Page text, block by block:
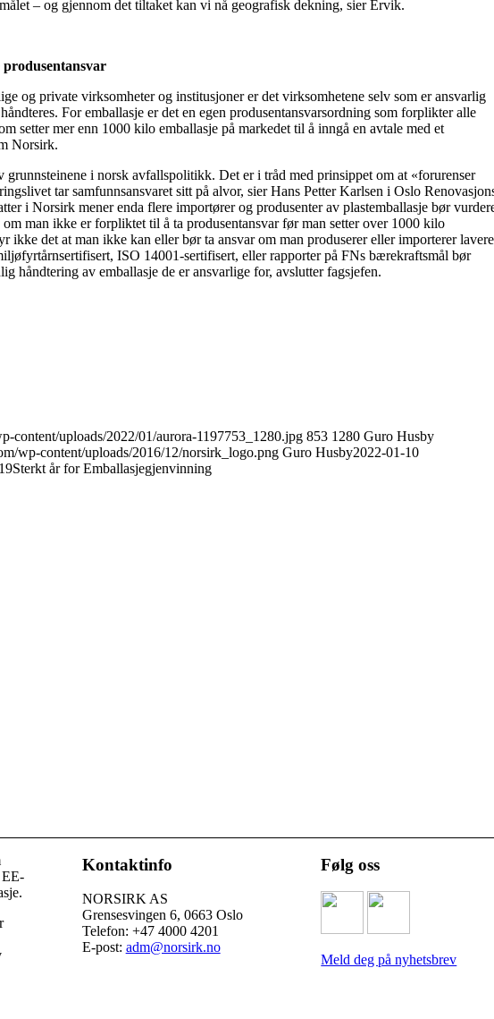
– og gjennom det tiltaket kan vi nå geografisk dekning, sier Ervik.
og private virksomheter og institusjoner er det virksomhetene selv som er ansvarlig
For emballasje er det en egen produsentansvarsordning som forplikter alle
setter mer enn 1000 kilo emballasje på markedet til å inngå en avtale med et
Norsirk.
grunnsteinene i norsk avfallspolitikk. Det er i tråd med prinsippet om at «forurenser
tar samfunnsansvaret sitt på alvor, sier Hans Petter Karlsen i Oslo
i Norsirk mener enda flere importører og produsenter av plastemballasje bør
om man ikke er forpliktet til å ta produsentansvar før man setter over 1000 kilo
ikke det at man ikke kan eller bør ta ansvar om man produserer eller importerer lavere
ISO 14001-sertifisert, eller rapporter på FNs bærekraftsmål bør
håndtering av emballasje de er ansvarlige for, avslutter fagsjefen.
content/uploads/2022/01/aurora-1197753_1280.jpg 853 1280 Guro Husby
wp-content/uploads/2016/12/norsirk_logo.png Guro Husby2022-01-10
Sterkt år for Emballasjegjenvinning
EE-
Kontaktinfo
NORSIRK AS
Grensesvingen 6, 0663 Oslo
Telefon: +47 4000 4201
E-post: adm@norsirk.no
Følg oss
Meld deg på nyhetsbrev